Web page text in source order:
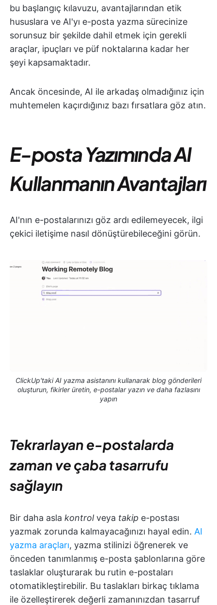
bu başlangıç kılavuzu, avantajlarından etik
hususlara ve AI'yı e-posta yazma sürecinize
sorunsuz bir şekilde dahil etmek için gerekli
araçlar, ipuçları ve püf noktalarına kadar her
şeyi kapsamaktadır.
Ancak öncesinde, AI ile arkadaş olmadığınız için
muhtemelen kaçırdığınız bazı fırsatlara göz atın.
E-posta Yazımında AI
Kullanmanın Avantajları
AI'nın e-postalarınızı göz ardı edilemeyecek, ilgi
çekici iletişime nasıl dönüştürebileceğini görün.
ClickUp'taki AI yazma asistanını kullanarak blog gönderileri
oluşturun, fikirler üretin, e-postalar yazın ve daha fazlasını
yapın
Tekrarlayan e-postalarda
zaman ve çaba tasarrufu
sağlayın
Bir daha asla kontrolveya takip e-postası
yazmak zorunda kalmayacağınızı hayal edin. AI
yazma araçları, yazma stilinizi öğrenerek ve
önceden tanımlanmış e-posta şablonlarına göre
taslaklar oluşturarak bu rutin e-postaları
otomatikleştirebilir. Bu taslakları birkaç tıklama
ile özelleştirerek değerli zamanınızdan tasarruf